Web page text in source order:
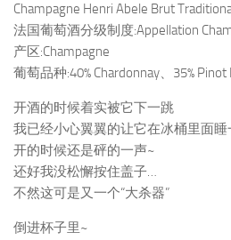
Champagne Henri Abele Brut
法国葡萄酒分级制度:Appellation
产区:Champagne
葡萄品种:40% Chardonnay、35%
开酒的时候着实被它下一跳
我已经小心翼翼的让它在冰桶里面睡
开的时候还是砰的一声~
还好我没松懈按住盖子…
不然这可是又一个“大杀器”
倒进杯子里~